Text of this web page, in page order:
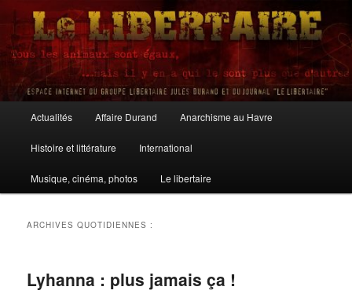
Aller
contenu
principal
Aller
contenu
secondaire
Le Libertaire
principal
Actualités Affaire Durand Anarchisme au Havre
Histoire et littérature International
Musique, cinéma, photos Le libertaire
ARCHIVES QUOTIDIENNES :
Lyhanna : plus jamais ça !